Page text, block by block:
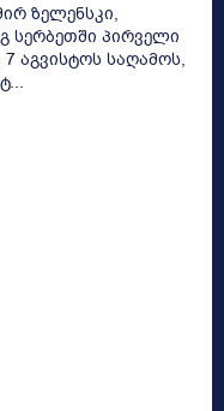
ზელენსკი,
სერბეთში პირველი
აგვისტოს საღამოს,